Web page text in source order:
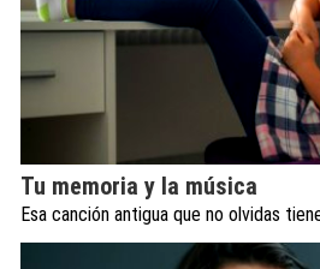
Tu memoria y la música
Esa canción antigua que no olvidas